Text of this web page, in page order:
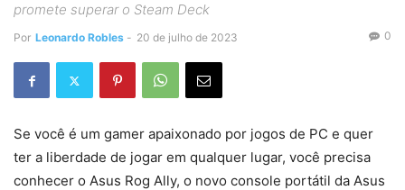
promete superar o Steam Deck
Por Leonardo Robles - 20 de julho de 2023 0
Se você é um gamer apaixonado por jogos de PC e quer
ter a liberdade de jogar em qualquer lugar, você precisa
conhecer o Asus Rog Ally, o novo console portátil da Asus